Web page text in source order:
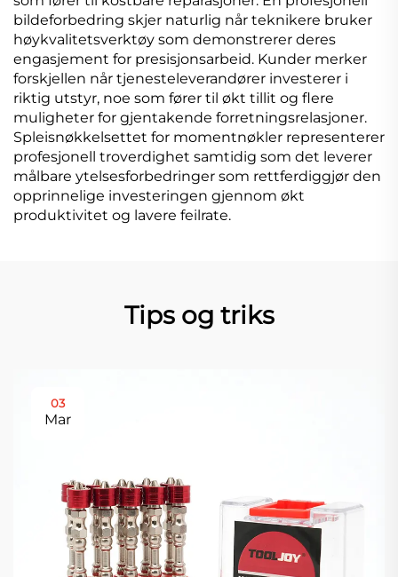
bildeforbedring skjer naturlig når teknikere bruker
høykvalitetsverktøy som demonstrerer deres
engasjement for presisjonsarbeid. Kunder merker
forskjellen når tjenesteleverandører investerer i
riktig utstyr, noe som fører til økt tillit og flere
muligheter for gjentakende forretningsrelasjoner.
Spleisnøkkelsettet for momentnøkler representerer
profesjonell troverdighet samtidig som det leverer
målbare ytelsesforbedringer som rettferdiggjør den
opprinnelige investeringen gjennom økt
produktivitet og lavere feilrate.
Tips og triks
03
Mar